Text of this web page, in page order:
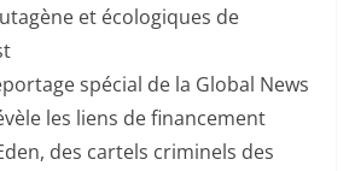
et écologiques de
spécial de la Global News
les liens de financement
des cartels criminels des